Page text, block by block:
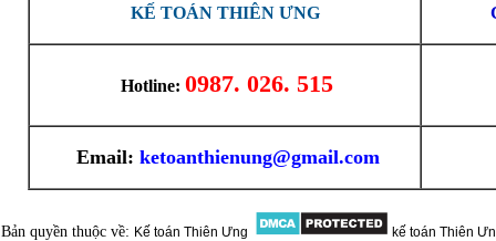
KẾ TOÁN THIÊN ƯNG
Hotline: 0987. 026. 515
Email: ketoanthienung@gmail.com
Bản quyền thuộc về: Kế toán Thiên Ưng kế toán Thiên